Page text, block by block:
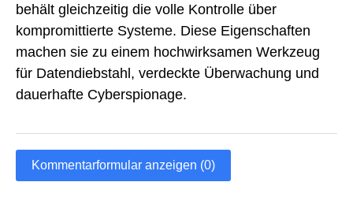
behält gleichzeitig die volle Kontrolle über
kompromittierte Systeme. Diese Eigenschaften
machen sie zu einem hochwirksamen Werkzeug
für Datendiebstahl, verdeckte Überwachung und
dauerhafte Cyberspionage.
Kommentarformular anzeigen (0)